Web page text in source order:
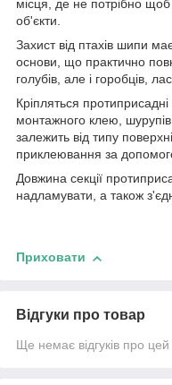
місця, де не потрібно
об'єкти.
Захист від птахів шипи
основи, що практично
голубів, але і горобців,
Кріпляться
монтажного клею, шурупів
залежить від типу
приклеювання за
Довжина секції
надламувати, а також
Приховати
Відгуки про товар
Ще немає відгуків про цей